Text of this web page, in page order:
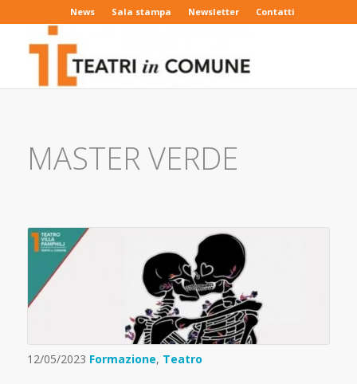
News Sala stampa Newsletter Contatti
MASTER VERDE
12/05/2023 Formazione, Teatro